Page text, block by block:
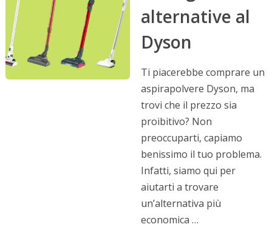
alternative al
Dyson
Ti piacerebbe comprare un
aspirapolvere Dyson, ma
trovi che il prezzo sia
proibitivo? Non
preoccuparti, capiamo
benissimo il tuo problema.
Infatti, siamo qui per
aiutarti a trovare
un’alternativa più
economica …